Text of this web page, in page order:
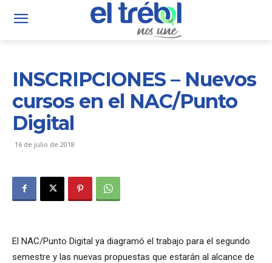
INSCRIPCIONES – Nuevos
cursos en el NAC/Punto
Digital
16 de julio de 2018
El NAC/Punto Digital ya diagramó el trabajo para el segundo
semestre y las nuevas propuestas que estarán al alcance de